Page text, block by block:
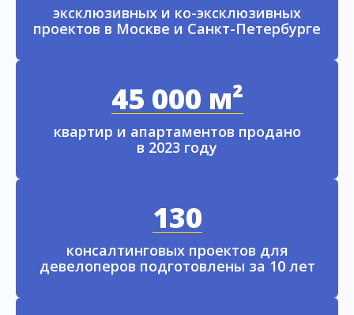
эксклюзивных и ко-эксклюзивных
проектов в Москве и Санкт-Петербурге
45 000 м²
квартир и апартаментов продано
в 2023 году
130
консалтинговых проектов для
девелоперов подготовлены за 10 лет